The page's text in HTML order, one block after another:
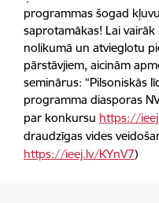
programmas šogad
saprotamākas! Lai
nolikumā un atvieglotu
pārstāvjiem, aicinām
seminārus: “Pilsoniskās
programma diasporas
par konkursu https://
draudzīgas vides
https://ieej.lv/KYnV7​)